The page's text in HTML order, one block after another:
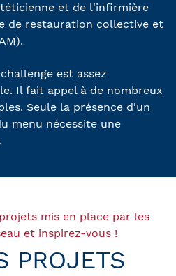
et de l'infirmière
de restauration collective et
est assez
Il fait appel à de nombreux
Seule la présence d'un
menu nécessite une
mis en place par les
et inspirez-vous !
PROJETS